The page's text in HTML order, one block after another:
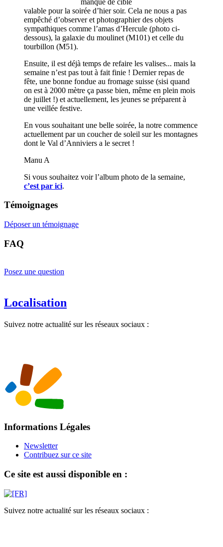
valable pour la soirée d’hier soir. Cela ne nous a pas
empêché d’observer et photographier des objets
sympathiques comme l’amas d’Hercule (photo ci-
dessous), la galaxie du moulinet (M101) et celle du
tourbillon (M51).
Ensuite, il est déjà temps de refaire les valises... mais la
semaine n’est pas tout à fait finie ! Dernier repas de
fête, une bonne fondue au fromage suisse (sisi quand
on est à 2000 mètre ça passe bien, même en plein mois
de juillet !) et actuellement, les jeunes se préparent à
une veillée festive.
En vous souhaitant une belle soirée, la notre commence
actuellement par un coucher de soleil sur les montagnes
dont le Val d’Anniviers a le secret !
Manu A
Si vous souhaitez voir l’album photo de la semaine,
c’est par ici.
Témoignages
Déposer un témoignage
FAQ
Posez une question
Localisation
Suivez notre actualité sur les réseaux sociaux :
Informations Légales
Newsletter
Contribuez sur ce site
Ce site est aussi disponible en :
Suivez notre actualité sur les réseaux sociaux :